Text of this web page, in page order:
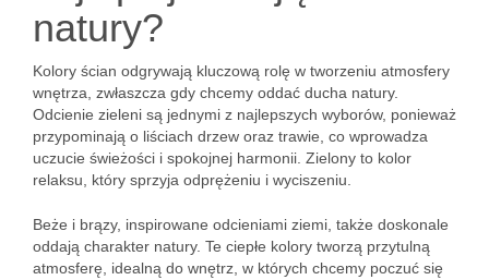
natury?
Kolory ścian odgrywają kluczową rolę w tworzeniu atmosfery
wnętrza, zwłaszcza gdy chcemy oddać ducha natury.
Odcienie zieleni są jednymi z najlepszych wyborów, ponieważ
przypominają o liściach drzew oraz trawie, co wprowadza
uczucie świeżości i spokojnej harmonii. Zielony to kolor
relaksu, który sprzyja odprężeniu i wyciszeniu.
Beże i brązy, inspirowane odcieniami ziemi, także doskonale
oddają charakter natury. Te ciepłe kolory tworzą przytulną
atmosferę, idealną do wnętrz, w których chcemy poczuć się